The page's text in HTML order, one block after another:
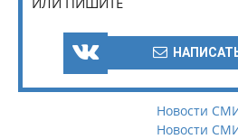
Новости
Новости